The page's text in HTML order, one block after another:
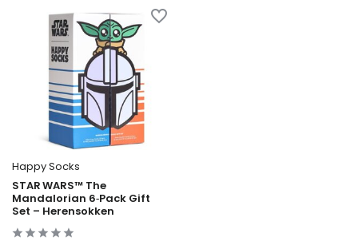
Happy Socks
STAR WARS™ The
Mandalorian 6‑Pack Gift
Set – Herensokken